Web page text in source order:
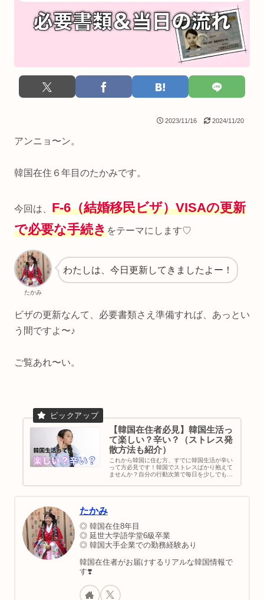
2023/11/16 2024/11/20
アンニョ〜ン。
韓国在住６年目のたかみです。
今回は、 F-6（結婚移民ビザ）VISAの更新
で必要な手続きをテーマにします♡
たかみ
わたしは、今日更新してきましたよー！
ビザの更新なんて、必要書類さえ準備すれば、あっとい
う間ですよ〜♪
ご覧あれ〜い。
【韓国在住者必見】韓国生活っ
て楽しい？辛い？（ストレス発
散方法も紹介）
これから韓国に住む方、すでに韓国生活が辛い
って方必見です！韓国でストレスばかり抱えて
ませんか？自分の行動次第で毎日を少しでも充
しながら、何が自分にベストかいつも考えて行
たかみ
◎ 韓国在住8年目
◎ 延世大学語学堂6級卒業
◎ 韓国大手企業での勤務経験あり
韓国在住者がお届けするリアルな韓国情報で
す❣️